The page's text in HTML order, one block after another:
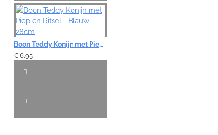
Boon Teddy Konijn met Piep en Ritsel - Blauw 28cm
€ 6,95